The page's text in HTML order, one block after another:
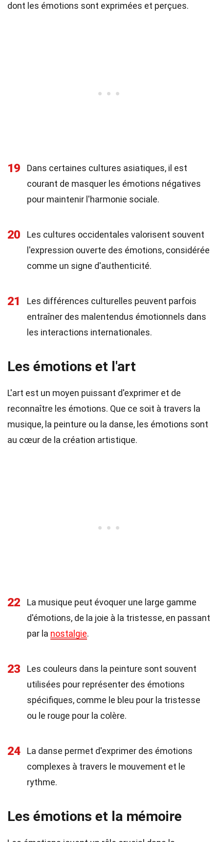
dont les émotions sont exprimées et perçues.
19
Dans certaines cultures asiatiques, il est
courant de masquer les émotions négatives
pour maintenir l'harmonie sociale.
20
Les cultures occidentales valorisent souvent
l'expression ouverte des émotions, considérée
comme un signe d'authenticité.
21
Les différences culturelles peuvent parfois
entraîner des malentendus émotionnels dans
les interactions internationales.
Les émotions et l'art
L'art est un moyen puissant d'exprimer et de
reconnaître les émotions. Que ce soit à travers la
musique, la peinture ou la danse, les émotions sont
au cœur de la création artistique.
22
La musique peut évoquer une large gamme
d'émotions, de la joie à la tristesse, en passant
par la nostalgie.
23
Les couleurs dans la peinture sont souvent
utilisées pour représenter des émotions
spécifiques, comme le bleu pour la tristesse
ou le rouge pour la colère.
24
La danse permet d'exprimer des émotions
complexes à travers le mouvement et le
rythme.
Les émotions et la mémoire